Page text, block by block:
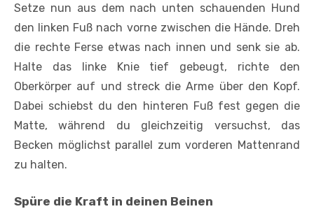
Setze nun aus dem nach unten schauenden Hund
den linken Fuß nach vorne zwischen die Hände. Dreh
die rechte Ferse etwas nach innen und senk sie ab.
Halte das linke Knie tief gebeugt, richte den
Oberkörper auf und streck die Arme über den Kopf.
Dabei schiebst du den hinteren Fuß fest gegen die
Matte, während du gleichzeitig versuchst, das
Becken möglichst parallel zum vorderen Mattenrand
zu halten.
Spüre die Kraft in deinen Beinen